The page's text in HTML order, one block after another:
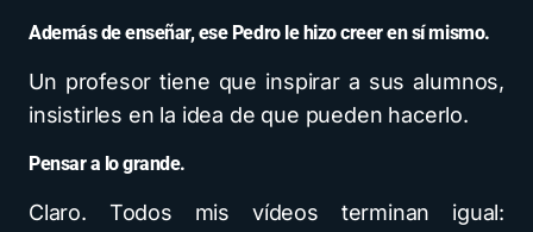
Además de enseñar, ese Pedro le hizo creer en sí mismo.
Un profesor tiene que inspirar a sus alumnos,
insistirles en la idea de que pueden hacerlo.
Pensar a lo grande.
Claro. Todos mis vídeos terminan igual: